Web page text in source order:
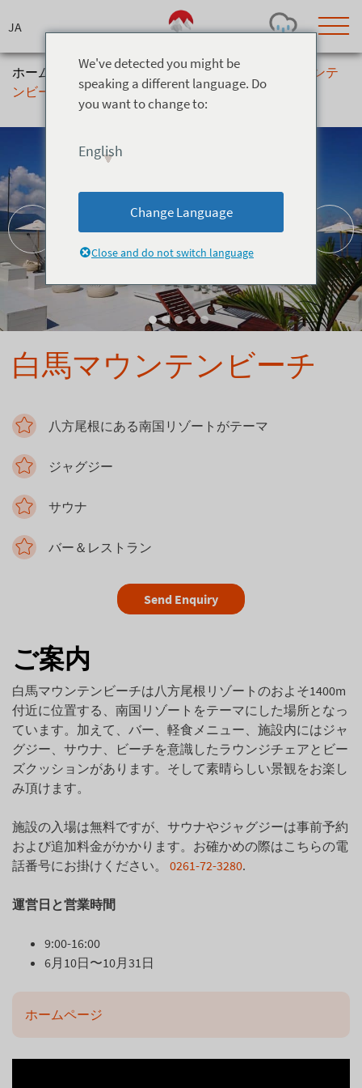
to
Today's Outlook
Snow (cm)
0
24h
- - -
Bottom Top
Lifts open Runs (%)
0
Current
0 -
0
Barometric Pressure
ホーム アクティビティ > Relaxation
白馬マウンテ
ンビーチ
白馬マウンテンビーチ
八方尾根にある南国リゾートがテーマ
ジャグジー
サウナ
バー＆レストラン
Send Enquiry
ご案内
白馬マウンテンビーチは八方尾根リゾートのおよそ1400m
付近に位置する、南国リゾートをテーマにした場所となっ
ています。加えて、バー、軽食メニュー、施設内にはジャ
グジー、サウナ、ビーチを意識したラウンジチェアとビー
ズクッションがあります。そして素晴らしい景観をお楽し
み頂けます。
施設の入場は無料ですが、サウナやジャグジーは事前予約
および追加料金がかかります。お確かめの際はこちらの電
話番号にお掛けください。 0261-72-3280.
運営日と営業時間
9:00-16:00
6月10日〜10月31日
ホームページ
We've detected you might be
speaking a different language. Do
you want to change to:
English
Change Language
Close and do not switch language